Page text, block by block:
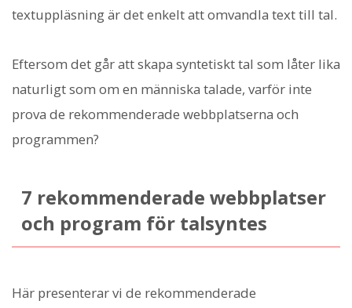
textuppläsning är det enkelt att omvandla text till tal.
Eftersom det går att skapa syntetiskt tal som låter lika
naturligt som om en människa talade, varför inte
prova de rekommenderade webbplatserna och
programmen?
7 rekommenderade webbplatser
och program för talsyntes
Här presenterar vi de rekommenderade